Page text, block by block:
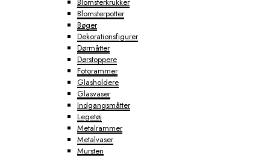
Blomsterpotter
Bøger
Dekorationsfigurer
Dørmåtter
Dørstoppere
Fotorammer
Glasholdere
Glasvaser
Indgangsmåtter
Legetøj
Metalrammer
Metalvaser
Mursten